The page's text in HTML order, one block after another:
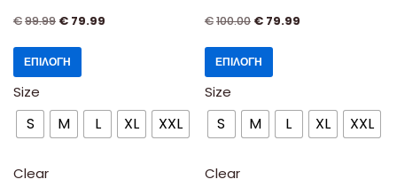
€99.99 € 79.99
ΕΠΙΛΟΓΉ
Size
S M L XL XXL
Clear
€100.00 € 79.99
ΕΠΙΛΟΓΉ
Size
S M L XL XXL
Clear